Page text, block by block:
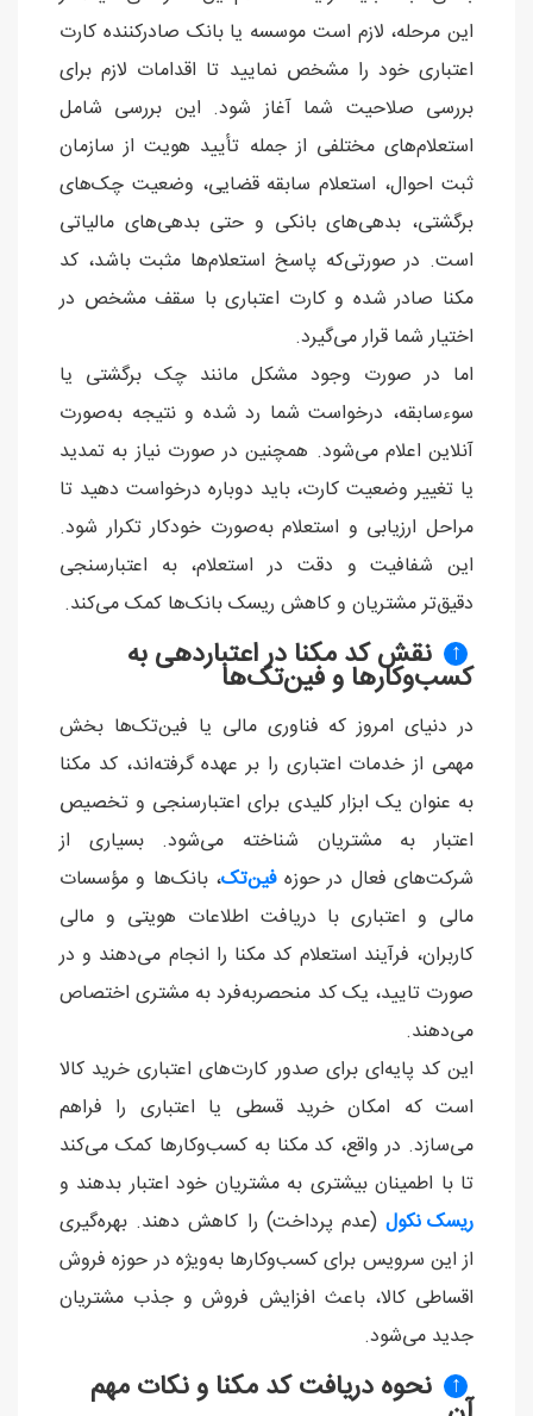
این مرحله، لازم است موسسه یا بانک صادرکننده کارت
اعتباری خود را مشخص نمایید تا اقدامات لازم برای
بررسی صلاحیت شما آغاز شود. این بررسی شامل
استعلام‌های مختلفی از جمله تأیید هویت از سازمان
ثبت احوال، استعلام سابقه قضایی، وضعیت چک‌های
برگشتی، بدهی‌های بانکی و حتی بدهی‌های مالیاتی
است. در صورتی‌که پاسخ استعلام‌ها مثبت باشد، کد
مکنا صادر شده و کارت اعتباری با سقف مشخص در
اختیار شما قرار می‌گیرد.
اما در صورت وجود مشکل مانند چک برگشتی یا
سوءسابقه، درخواست شما رد شده و نتیجه به‌صورت
آنلاین اعلام می‌شود. همچنین در صورت نیاز به تمدید
یا تغییر وضعیت کارت، باید دوباره درخواست دهید تا
مراحل ارزیابی و استعلام به‌صورت خودکار تکرار شود.
این شفافیت و دقت در استعلام، به اعتبارسنجی
دقیق‌تر مشتریان و کاهش ریسک بانک‌ها کمک می‌کند.
↑ نقش کد مکنا در اعتباردهی به
کسب‌وکارها و فین‌تک‌ها
در دنیای امروز که فناوری مالی یا فین‌تک‌ها بخش
مهمی از خدمات اعتباری را بر عهده گرفته‌اند، کد مکنا
به عنوان یک ابزار کلیدی برای اعتبارسنجی و تخصیص
اعتبار به مشتریان شناخته می‌شود. بسیاری از
شرکت‌های فعال در حوزهفین‌تک، بانک‌ها و مؤسسات
مالی و اعتباری با دریافت اطلاعات هویتی و مالی
کاربران، فرآیند استعلام کد مکنا را انجام می‌دهند و در
صورت تایید، یک کد منحصربه‌فرد به مشتری اختصاص
می‌دهند.
این کد پایه‌ای برای صدور کارت‌های اعتباری خرید کالا
است که امکان خرید قسطی یا اعتباری را فراهم
می‌سازد. در واقع، کد مکنا به کسب‌وکارها کمک می‌کند
تا با اطمینان بیشتری به مشتریان خود اعتبار بدهند و
ریسک نکول (عدم پرداخت) را کاهش دهند. بهره‌گیری
از این سرویس برای کسب‌وکارها به‌ویژه در حوزه فروش
اقساطی کالا، باعث افزایش فروش و جذب مشتریان
جدید می‌شود.
↑ نحوه دریافت کد مکنا و نکات مهم